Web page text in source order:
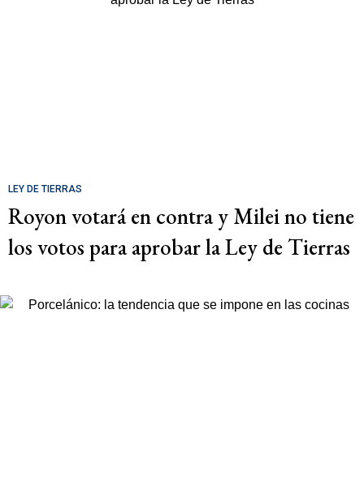
LEY DE TIERRAS
Royon votará en contra y Milei no tiene
los votos para aprobar la Ley de Tierras